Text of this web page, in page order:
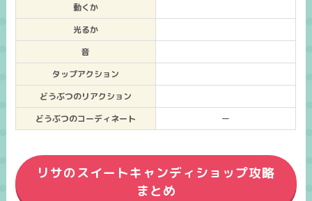
動くか
光るか
音
タップアクション
どうぶつのリアクション
どうぶつのコーディネート
ー
リサのスイートキャンディショップ攻略
まとめ